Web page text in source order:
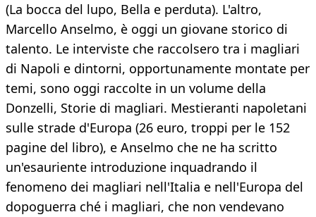
(La bocca del lupo, Bella e perduta). L'altro,
Marcello Anselmo, è oggi un giovane storico di
talento. Le interviste che raccolsero tra i magliari
di Napoli e dintorni, opportunamente montate per
temi, sono oggi raccolte in un volume della
Donzelli, Storie di magliari. Mestieranti napoletani
sulle strade d'Europa (26 euro, troppi per le 152
pagine del libro), e Anselmo che ne ha scritto
un'esauriente introduzione inquadrando il
fenomeno dei magliari nell'Italia e nell'Europa del
dopoguerra ché i magliari, che non vendevano